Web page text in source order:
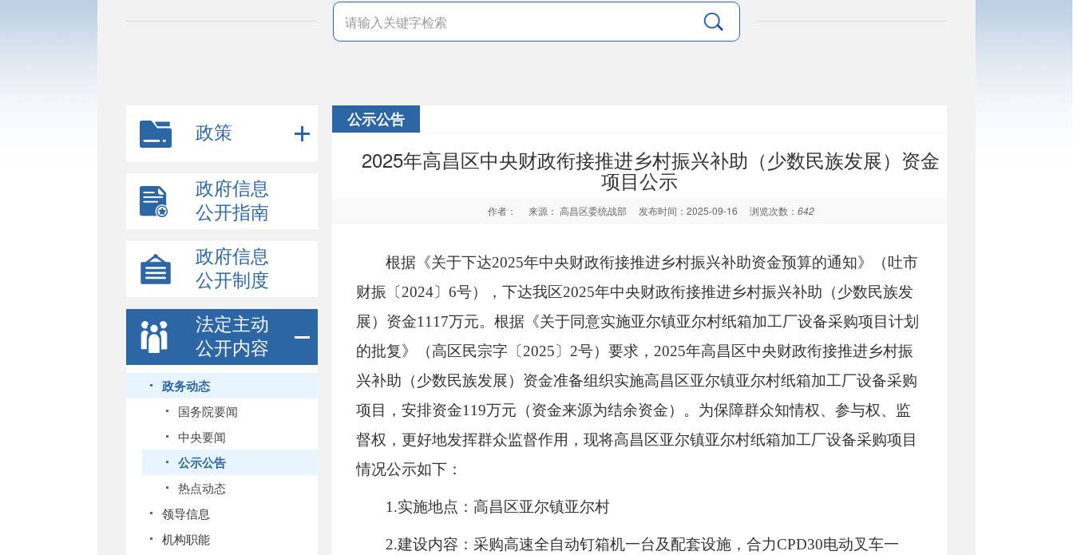
政策
政府信息
公开指南
政府信息
公开制度
法定主动
公开内容
政务动态
国务院要闻
中央要闻
公示公告
热点动态
领导信息
机构职能
公示公告
2025年高昌区中央财政衔接推进乡村振兴补助（少数民族发展）资金
项目公示
作者： 来源： 高昌区委统战部 发布时间：2025-09-16 浏览次数： 642
根据 《关于下达2025年中央财政衔接推进乡村振兴补助资金预算的通知》（吐市
财振〔2024〕6号），下达我区2025年中央财政衔接推进乡村振兴补助（少数民族发
展）资金1117万元。根据 《关于同意实施亚尔镇亚尔村纸箱加工厂设备采购项目计划
的批复》（高区民宗字〔 2025〕2号） 要求， 2025年高昌区中央财政衔接推进乡村振
兴补助（少数民族发展）资金准备组织实施高昌区亚尔镇亚尔村纸箱加工厂设备采购
项目
，安排资金119万元（资金来源为结余资金）。为保障群众知情权、参与权、监
督权，更好地发挥群众监督作用，现将高昌区亚尔镇亚尔村纸箱加工厂设备采购项目
情况公示如下：
1.实施地点 ：高昌区亚尔镇亚尔村
2.建设内容：采购高速全自动钉箱机一台及配套设施，合力CPD30电动叉车一